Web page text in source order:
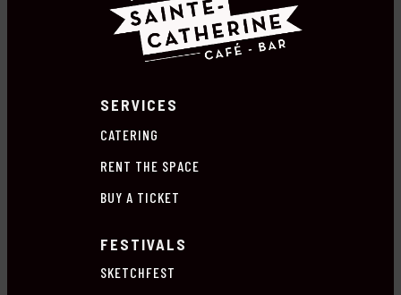
SERVICES
CATERING
RENT THE SPACE
BUY A TICKET
FESTIVALS
SKETCHFEST